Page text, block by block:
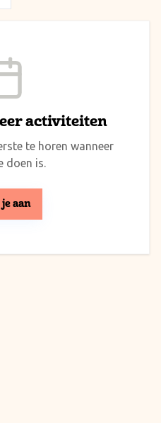
activiteiten
te horen wanneer
doen is.
aan